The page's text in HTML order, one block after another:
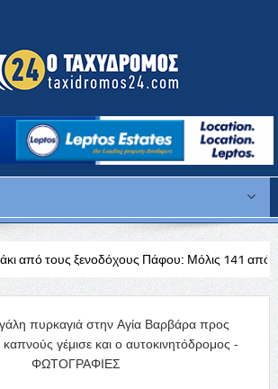
Πάφου: Μόλις 141 από τα 728 ξενοδοχεία